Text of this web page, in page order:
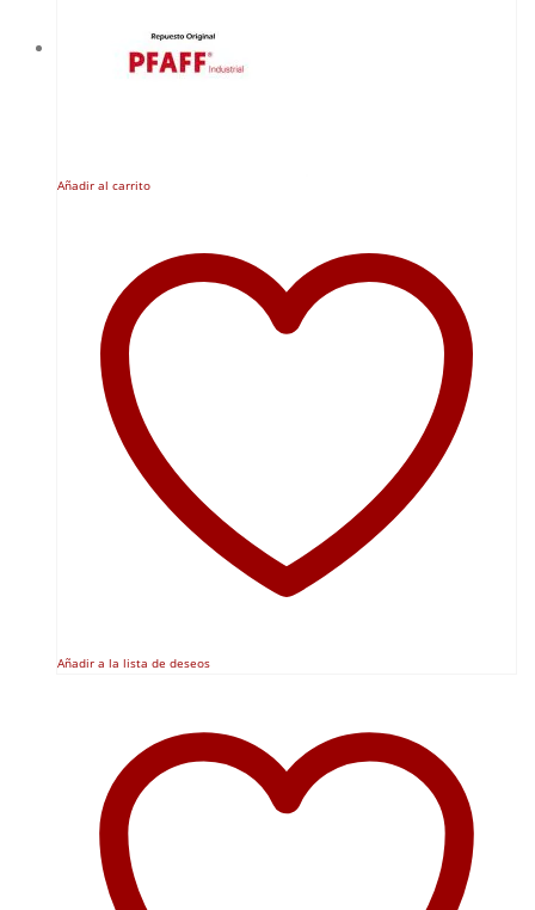
Añadir al carrito
Añadir a la lista de deseos